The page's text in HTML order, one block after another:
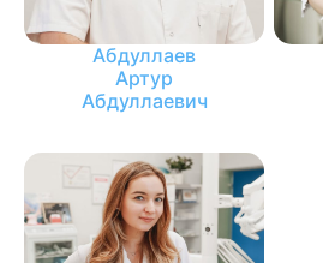
Абдуллаев
Артур
Абдуллаевич